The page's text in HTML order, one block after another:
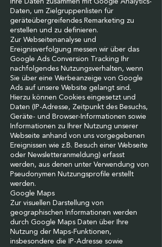
Ihre Daten zusammen mit Google Analytics-
Daten, um Zielgruppenlisten für
geräteübergreifendes Remarketing zu
erstellen und zu definieren.
Zur Webseitenanalyse und
Ereignisverfolgung messen wir über das
Google Ads Conversion Tracking Ihr
nachfolgendes Nutzungsverhalten, wenn
Sie über eine Werbeanzeige von Google
Ads auf unsere Website gelangt sind.
Hierzu können Cookies eingesetzt und
Daten (IP-Adresse, Zeitpunkt des Besuchs,
Geräte- und Browser-Informationen sowie
Informationen zu Ihrer Nutzung unserer
Webseite anhand von uns vorgegebenen
Ereignissen wie z.B. Besuch einer Webseite
oder Newsletteranmeldung) erfasst
werden, aus denen unter Verwendung von
Pseudonymen Nutzungsprofile erstellt
werden.
Google Maps
Zur visuellen Darstellung von
geographischen Informationen werden
durch Google Maps Daten über Ihre
Nutzung der Maps-Funktionen,
insbesondere die IP-Adresse sowie